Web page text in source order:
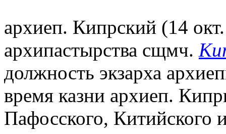
архиеп. Кипрский (14
архипастырства сщмч.
должность экзарха
время казни архиеп.
Пафосского, Китийского